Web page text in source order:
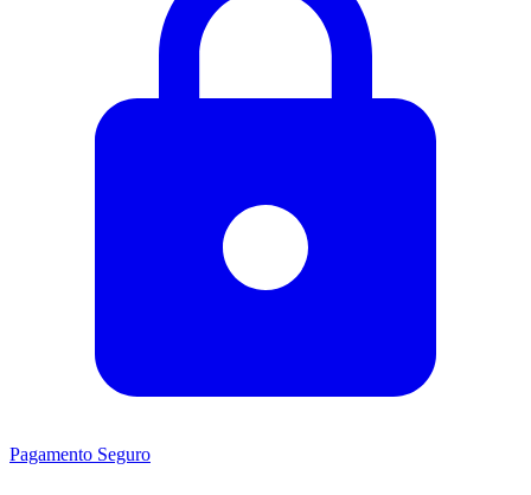
Pagamento Seguro